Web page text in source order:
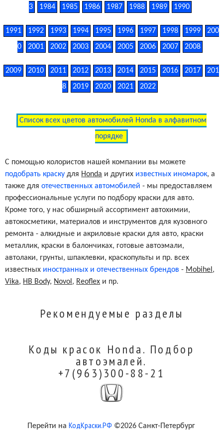
3
1984 1985 1986 1987 1988 1989 1990
1991 1992 1993 1994 1995 1996 1997 1998 1999
200
0
2001 2002 2003 2004 2005 2006 2007 2008
2009 2010 2011 2012 2013 2014 2015 2016 2017
201
8
2019 2020 2021 2022
Список всех цветов автомобилей Honda в алфавитном
порядке
С помощью колористов нашей компании вы можете
подобрать краску для Honda и других известных иномарок, а
также дляотечественных автомобилей - мы предоставляем
профессиональные услуги по подбору краски для авто.
Кроме того, у нас обширный ассортимент автохимии,
автокосметики, материалов и инструментов для кузовного
ремонта - алкидные и акриловые краски для авто, краски
металлик, краски в балончиках, готовые автоэмали,
автолаки, грунты, шпаклевки, краскопульты и пр. всех
известных иностранных и отечественных брендов - Mobihel ,
Vika, HB Body, Novol , Reoflex и пр.
Рекомендуемые разделы
Коды красок Honda. Подбор
автоэмалей.
+7(963)300-88-21
Перейти на КодКраски.РФ ©2026 Санкт-Петербург